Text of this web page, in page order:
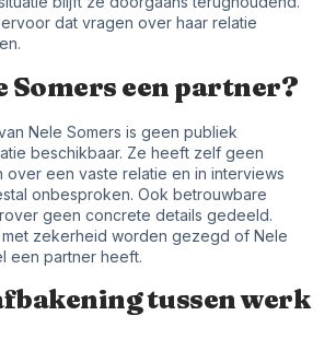
dat vragen over haar relatie
Somers een partner?
Nele Somers is geen publiek
beschikbaar. Ze heeft zelf geen
over een vaste relatie en in interviews
onbesproken. Ook betrouwbare
geen concrete details gedeeld.
zekerheid worden gezegd of Nele
een partner heeft.
tussen werk